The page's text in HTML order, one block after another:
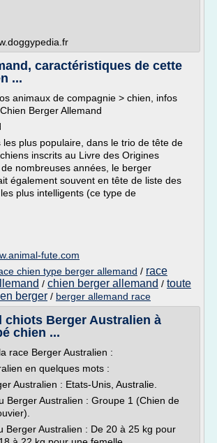
caractéristiques de cette
...
animaux de compagnie > chien, infos
Berger Allemand
les plus populaire, dans le trio de tête de
inscrits au Livre des Origines
nombreuses années, le berger
également souvent en tête de liste des
plus intelligents (ce type de
fute.com
chien type berger allemand / race
/ chien berger allemand / toute
berger / berger allemand race
chiots Berger Australien à
chien ...
race Berger Australien :
en quelques mots :
Australien : Etats-Unis, Australie.
Berger Australien : Groupe 1 (Chien de
Berger Australien : De 20 à 25 kg pour